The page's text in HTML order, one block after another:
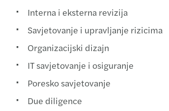
Interna i eksterna revizija
Savjetovanje i upravljanje rizicima
Organizacijski dizajn
IT savjetovanje i osiguranje
Poresko savjetovanje
Due diligence